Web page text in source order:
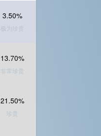
3.50%
极为珍贵
13.70%
非常珍贵
21.50%
珍贵